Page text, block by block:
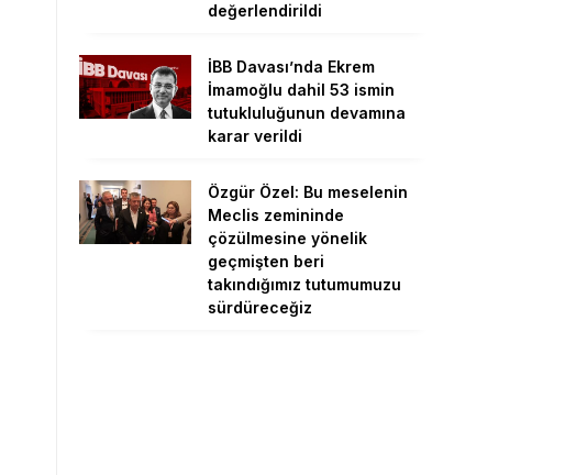
değerlendirildi
İBB Davası’nda Ekrem
İmamoğlu dahil 53 ismin
tutukluluğunun devamına
karar verildi
Özgür Özel: Bu meselenin
Meclis zemininde
çözülmesine yönelik
geçmişten beri
takındığımız tutumumuzu
sürdüreceğiz